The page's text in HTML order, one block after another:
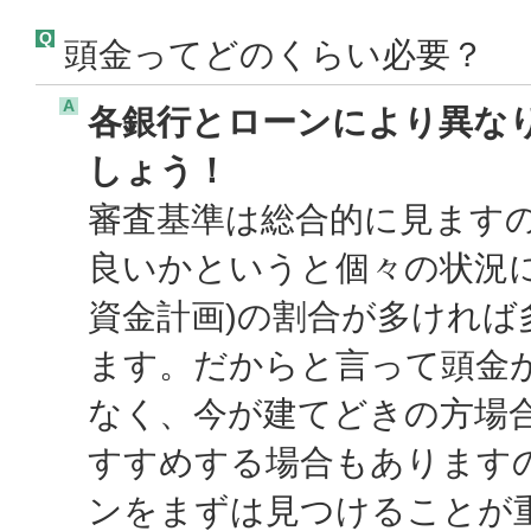
Q 頭金ってどのくらい必要？
A
各銀行とローンにより異な
しょう！
審査基準は総合的に見ます
良いかというと個々の状況
資金計画)の割合が多けれ
ます。だからと言って頭
なく、今が建てどきの方場
すすめする場合もあります
ンをまずは見つけることが